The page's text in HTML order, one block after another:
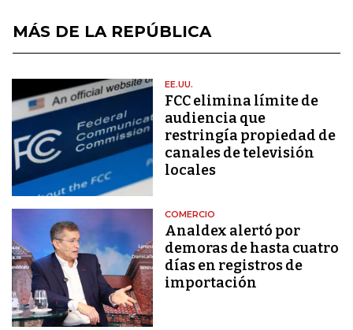
MÁS DE LA REPÚBLICA
EE.UU.
FCC elimina límite de
audiencia que
restringía propiedad de
canales de televisión
locales
COMERCIO
Analdex alertó por
demoras de hasta cuatro
días en registros de
importación